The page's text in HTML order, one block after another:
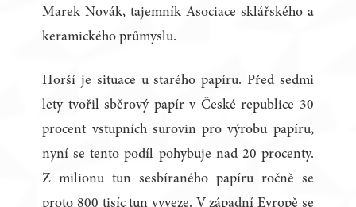
Marek Novák, tajemník Asociace sklářského a
keramického průmyslu.
Horší je situace u starého papíru. Před sedmi
lety tvořil sběrový papír v České republice 30
procent vstupních surovin pro výrobu papíru,
nyní se tento podíl pohybuje nad 20 procenty.
Z milionu tun sesbíraného papíru ročně se
proto 800 tisíc tun vyveze. V západní Evropě se